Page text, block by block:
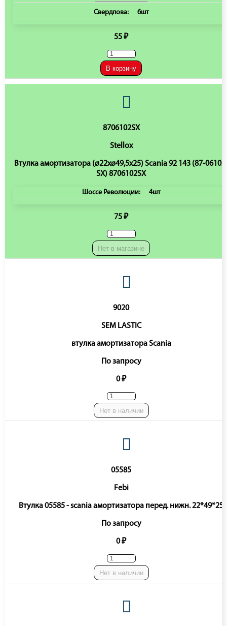
Свердлова: 6шт
55 ₽
В корзину
8706102SX
Stellox
Втулка амортизатора (ø22xø49,5x25) Scania 92 143 (87-
SX) 8706102SX
Шоссе Революции: 4шт
75 ₽
Нет в магазине
9020
SEM LASTIC
втулка амортизатора Scania
По запросу
0 ₽
Нет в наличии
05585
Febi
Втулка 05585 - scania амортизатора перед. нижн. 22*49*25
По запросу
0 ₽
Нет в наличии